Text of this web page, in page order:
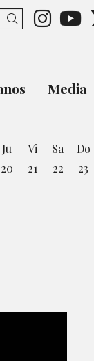
Link
Buscar
Media
Ju
20
Vi
21
Sa
22
Do
23